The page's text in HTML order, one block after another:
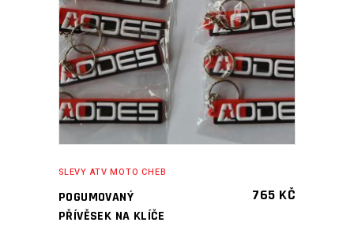
PŘIDAT DO KOŠÍKU
SLEVY ATV MOTO CHEB
POGUMOVANÝ
PŘÍVĚSEK NA KLÍČE
765 KČ